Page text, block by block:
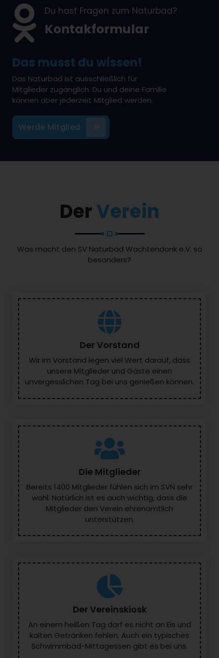
c
h
t
e
n
d
o
n
k
Du hast Fragen zum Naturbad?
Kontakformular
Das musst du wissen!
Das Naturbad ist ausschließlich für
Mitglieder zugänglich. Du und deine Familie
können aber jederzeit Mitglied werden.
Werde Mitglied
DerVerein
Was macht den SV Naturbad Wachtendonk e.V. so
besonders?
Der Vorstand
Wir im Vorstand legen viel Wert darauf, dass
unsere Mitglieder und Gäste einen
unvergesslichen Tag bei uns genießen können.
Die Mitglieder
Bereits 1400 Mitglieder fühlen sich im SVN sehr
wohl. Natürlich ist es auch wichtig, dass die
Mitglieder den Verein ehrenamtlich
unterstützen.
Der Vereinskiosk
An einem heißen Tag darf es nicht an Eis und
kalten Getränken fehlen. Auch ein typisches
Schwimmbad-Mittagessen gibt es bei uns.